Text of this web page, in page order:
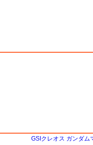
GSIクレオス ガンダム